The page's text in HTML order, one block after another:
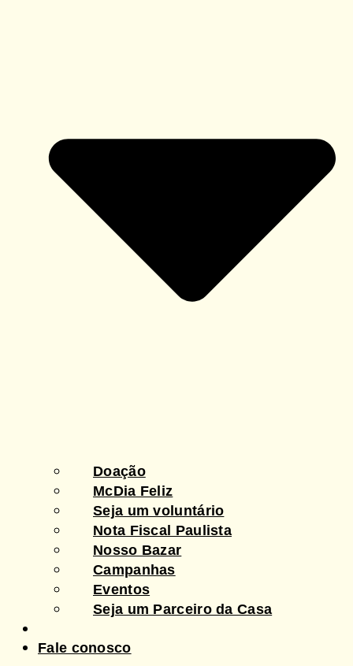
Doação
McDia Feliz
Seja um voluntário
Nota Fiscal Paulista
Nosso Bazar
Campanhas
Eventos
Seja um Parceiro da Casa
Fale conosco